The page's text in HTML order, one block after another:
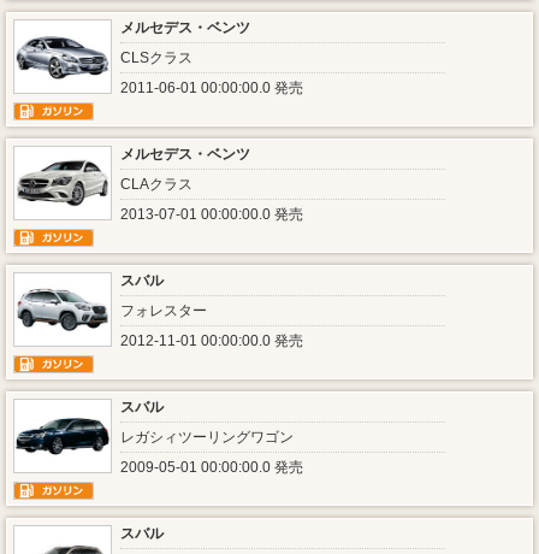
メルセデス・ベンツ
CLSクラス
2011-06-01 00:00:00.0 発売
メルセデス・ベンツ
CLAクラス
2013-07-01 00:00:00.0 発売
スバル
フォレスター
2012-11-01 00:00:00.0 発売
スバル
レガシィツーリングワゴン
2009-05-01 00:00:00.0 発売
スバル